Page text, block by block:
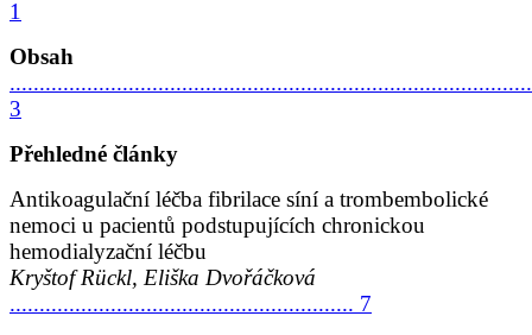
1
Obsah
3
Přehledné články
Antikoagulační léčba fibrilace síní a trombembolické
nemoci u pacientů podstupujících chronickou
hemodialyzační léčbu
Kryštof Rückl, Eliška Dvořáčková
.......................................................... 7